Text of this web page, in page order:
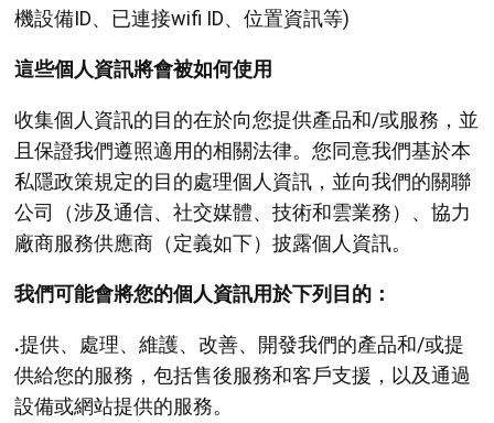
機設備ID、已連接wifi ID、位置資訊等)
這些個人資訊將會被如何使用
收集個人資訊的目的在於向您提供產品和/或服務，並
且保證我們遵照適用的相關法律。您同意我們基於本
私隱政策規定的目的處理個人資訊，並向我們的關聯
公司（涉及通信、社交媒體、技術和雲業務）、協力
廠商服務供應商（定義如下）披露個人資訊。
我們可能會將您的個人資訊用於下列目的：
.提供、處理、維護、改善、開發我們的產品和/或提
供給您的服務，包括售後服務和客戶支援，以及通過
設備或網站提供的服務。